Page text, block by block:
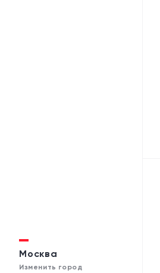
Москва
Изменить город